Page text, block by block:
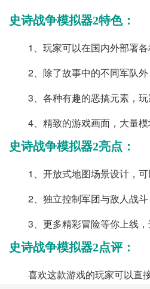
史诗战争模拟器2特色：
1、玩家可以在国内外部署
2、除了故事中的不同军队
3、各种有趣的恶搞元素，
4、精致的游戏画面，大量
史诗战争模拟器2亮点：
1、开放式地图场景设计，
2、独立控制军团与敌人战斗
3、更多精彩冒险等你上线
史诗战争模拟器2点评：
喜欢这款游戏的玩家可以直